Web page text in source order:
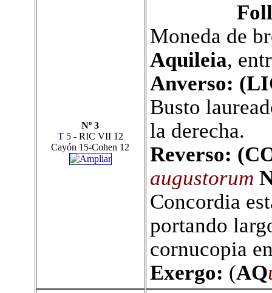
Nº 3
T 5- RIC VII 12
Cayón 15-Cohen 12
Moneda de
Aquileia,
Anverso: (
Busto
la derecha.
Reverso:
augustorum
Concordia
portando
cornucopia
Exergo: (AQ